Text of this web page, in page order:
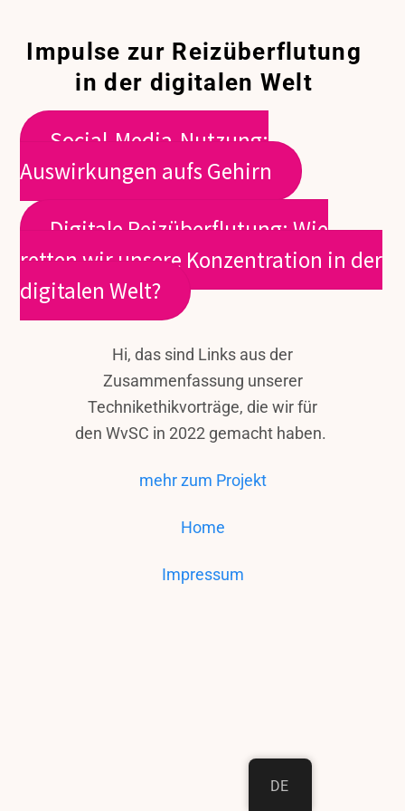
Inhalt
springen
Impulse zur Reizüberflutung
in der digitalen Welt
Social-Media-Nutzung:
Auswirkungen aufs Gehirn
Digitale Reizüberflutung: Wie
retten wir unsere Konzentration in der
digitalen Welt?
Hi, das sind Links aus der
Zusammenfassung unserer
Technikethikvorträge, die wir für
den WvSC in 2022 gemacht haben.
mehr zum Projekt
Home
Impressum
DE